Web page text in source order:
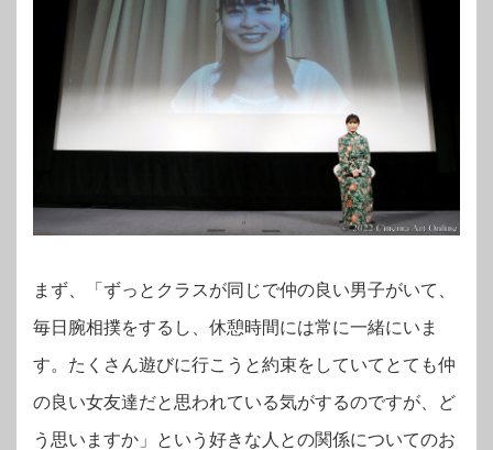
まず、「ずっとクラスが同じで仲の良い男子がいて、
毎日腕相撲をするし、休憩時間には常に一緒にいま
す。たくさん遊びに行こうと約束をしていてとても仲
の良い女友達だと思われている気がするのですが、ど
う思いますか」という好きな人との関係についてのお